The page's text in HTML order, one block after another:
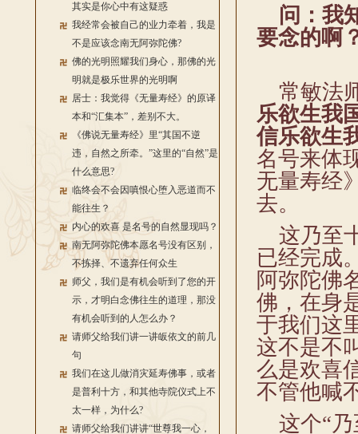
其实是你心中有这疑惑
我经常会被自己的业力牵着，我是
不是应该念南无阿弥陀佛?
佛的光明照耀我们身心，那佛的光
明就是极乐世界的光明啊
居士：我觉得《无量寿经》的原译
本和“汇集本”，差别不大。
《佛说无量寿经》里“其国不逆
违，自然之所牵。”这里的“自然”是
什么意思?
临终会不会因嗔恨心堕入恶道而不
能往生？
内心的欢喜 是名号的自然显现吗？
南无阿弥陀佛本愿名号没有区别，
不拣择、不遗弃任何众生
师父，我们是有机会听到了您的开
示，才明白念佛往生的道理，那没
有机会听到的人怎么办？
请师父给我们讲一讲皈依文的前几
句
我们在这儿做消灾延寿佛事，或者
是普利十方，和其他寺院仪式上不
太一样，为什么?
请师父给我们讲讲“世尊我一心，
问：我
要念的啊
常敏法
乐欲生我
信乐欲生
名号来体
无量寿经
去。
这乃至
已经完成
阿弥陀佛
佛，在身
于我们这
这不是不
么是欢喜
不管他喊
这个“乃